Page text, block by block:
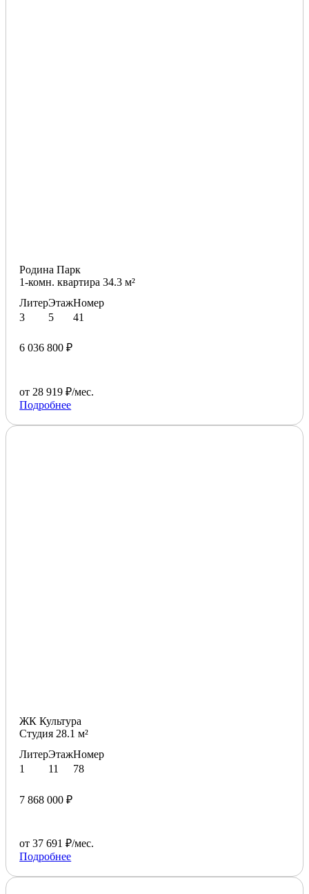
Родина Парк
1-комн. квартира 34.3 м²
Литер
3
Этаж
5
Номер
41
6 036 800 ₽
от 28 919 ₽/мес.
Подробнее
ЖК Культура
Студия 28.1 м²
Литер
1
Этаж
11
Номер
78
7 868 000 ₽
от 37 691 ₽/мес.
Подробнее